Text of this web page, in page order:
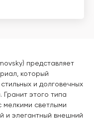
представляет
который
и долговечных
этого типа
мелкими светлыми
и элегантный внешний